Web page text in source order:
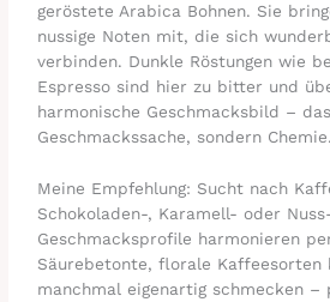
geröstete Arabica Bohnen. Sie
nussige Noten mit, die sich
verbinden. Dunkle Röstungen wie
Espresso sind hier zu bitter und
harmonische Geschmacksbild –
Geschmackssache, sondern Chemie.
Meine Empfehlung: Sucht nach
Schokoladen-, Karamell- oder
Geschmacksprofile harmonieren
Säurebetonte, florale Kaffeesorten
manchmal eigenartig schmecken